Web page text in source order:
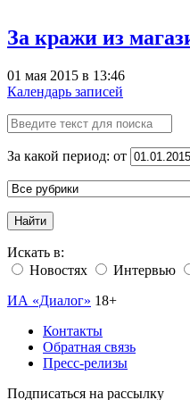
За кражи из
01 мая 2015 в 13:46
Календарь записей
За какой период: от
Найти
Искать в:
Новостях
Интервью
ИА «Диалог» 18+
Контакты
Обратная связь
Пресс-релизы
Подписаться на рассылку